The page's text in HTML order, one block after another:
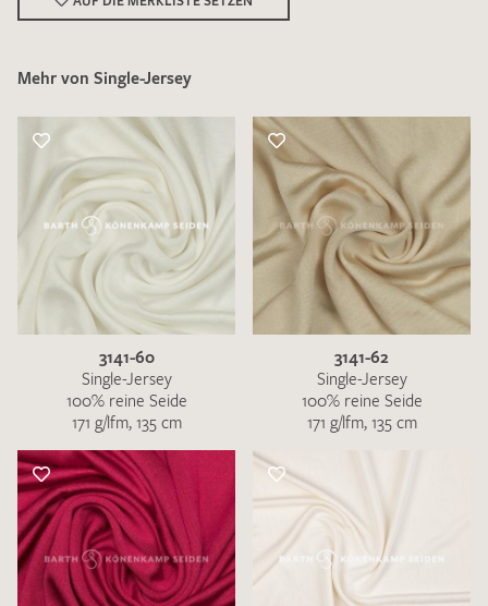
MUSTERANFRAGE SENDEN
Mehr von Single-Jersey
3141-60
Single-Jersey
100% reine Seide
171 g/lfm, 135 cm
3141-62
Single-Jersey
100% reine Seide
171 g/lfm, 135 cm